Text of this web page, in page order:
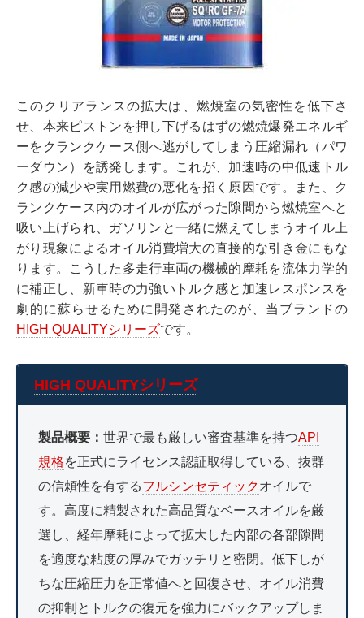
このクリアランスの拡大は、燃焼室の気密性を低下さ
せ、本来ピストンを押し下げるはずの燃焼爆発エネルギ
ーをクランクケース側へ逃がしてしまう圧縮漏れ（パワ
ーダウン）を誘発します。これが、加速時の中低速トル
ク感の減少や実用燃費の悪化を招く原因です。また、ク
ランクケース内のオイルが広がった隙間から燃焼室へと
吸い上げられ、ガソリンと一緒に燃えてしまうオイル上
がり現象によるオイル消費増大の直接的な引き金にもな
ります。こうした多走行車両の機械的摩耗を流体力学的
に補正し、新車時の力強いトルク感と加速レスポンスを
劇的に蘇らせるために開発されたのが、当ブランドの
HIGH QUALITYシリーズです。
HIGH QUALITYシリーズ
製品概要： 世界で最も厳しい審査基準を持つAPI
規格を正式にライセンス認証取得している、抜群
の信頼性を有するフルシンセティックオイルで
す。高度に精製された高品質なベースオイルを厳
選し、経年摩耗によって拡大した内部の各部隙間
を適度な粘度の厚みでガッチリと密閉。低下しが
ちな圧縮圧力を正常値へと回復させ、オイル消費
の抑制とトルクの復元を強力にバックアップしま